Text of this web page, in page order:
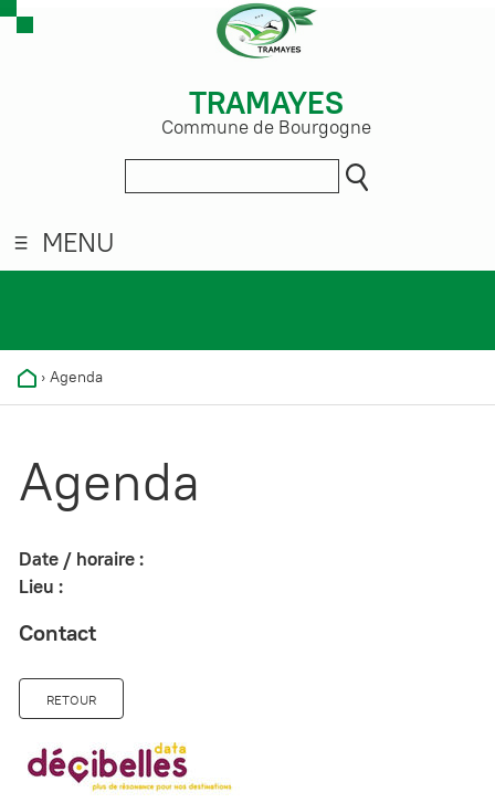
TRAMAYES
Commune de Bourgogne
MENU
› Agenda
Agenda
Date / horaire :
Lieu :
Contact
RETOUR